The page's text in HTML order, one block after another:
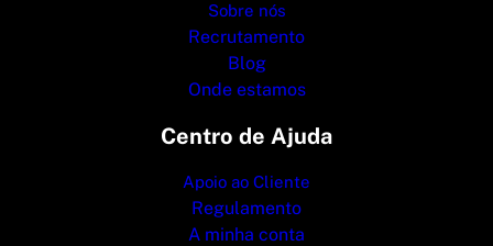
Sobre nós
Recrutamento
Blog
Onde estamos
Centro de Ajuda
Apoio ao Cliente
Regulamento
A minha conta